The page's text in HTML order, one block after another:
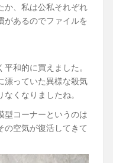
か、私は公私それぞれ
があるのでファイルを
和的に買えました。
漂っていた異様な殺気
くなりましたね。
型コーナーというのは
の空気が復活してきて